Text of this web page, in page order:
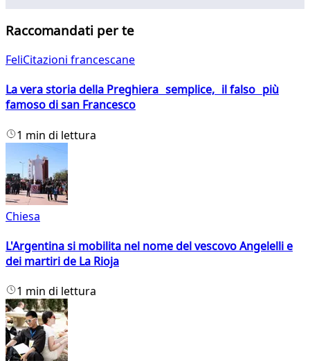
Raccomandati per te
FeliCitazioni francescane
La vera storia della Preghiera semplice, il falso più
famoso di san Francesco
1 min di lettura
Chiesa
L'Argentina si mobilita nel nome del vescovo Angelelli e
dei martiri de La Rioja
1 min di lettura